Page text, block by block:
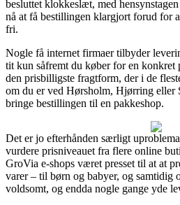
besluttet klokkeslæt, med
nå at få bestillingen klargjort forud for
fri.
Nogle få internet firmaer tilbyder
tit kun såfremt du køber for en
den prisbilligste fragtform, der i de
om du er ved Hørsholm, Hjørring eller
bringe bestillingen til en pakkeshop.
Det er jo efterhånden særligt
vurdere prisniveauet fra flere online
GroVia e-shops været presset til at at
varer – til børn og babyer, og samtidig
voldsomt, og endda nogle gange yde